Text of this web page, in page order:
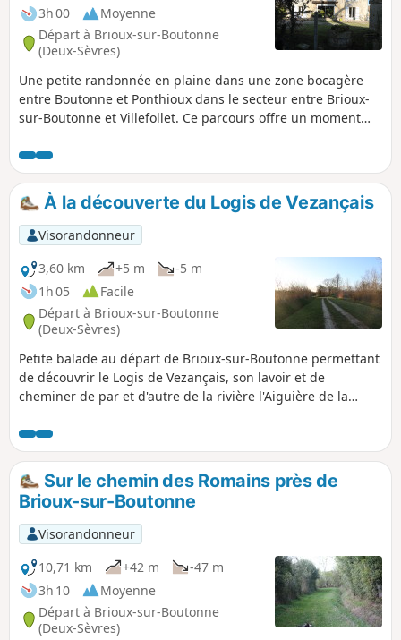
3h 00
Moyenne
Départ à Brioux-sur-Boutonne
(Deux-Sèvres)
Une petite randonnée en plaine dans une zone bocagère
entre Boutonne et Ponthioux dans le secteur entre Brioux-
sur-Boutonne et Villefollet. Ce parcours offre un moment
À la découverte du Logis de Vezançais
Visorandonneur
3,60 km
+5 m
-5 m
1h 05
Facile
Départ à Brioux-sur-Boutonne
(Deux-Sèvres)
Petite balade au départ de Brioux-sur-Boutonne permettant
de découvrir le Logis de Vezançais, son lavoir et de
cheminer de par et d'autre de la rivière l'Aiguière de la
déroule sur de bons chemins, ce qui permet d'en faire une
balade familiale.
Sur le chemin des Romains près de
Brioux-sur-Boutonne
Visorandonneur
10,71 km
+42 m
-47 m
3h 10
Moyenne
Départ à Brioux-sur-Boutonne
(Deux-Sèvres)